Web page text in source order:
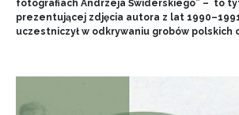
fotografiach Andrzeja Świderskiego” – to
prezentującej zdjęcia autora z lat
uczestniczył w odkrywaniu grobów polskich